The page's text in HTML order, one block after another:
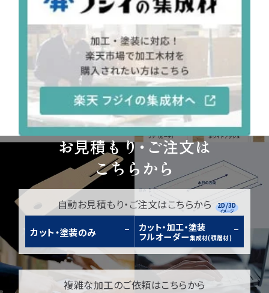
お見積もり・ご注文は
こちらから
自動お見積もり・ご注文はこちらから
カット・塗装のみ
カット・加工・塗装
フルオーダー集成材(積層材)
2D/3D
イメージ
複雑な加工のご依頼はこちらから